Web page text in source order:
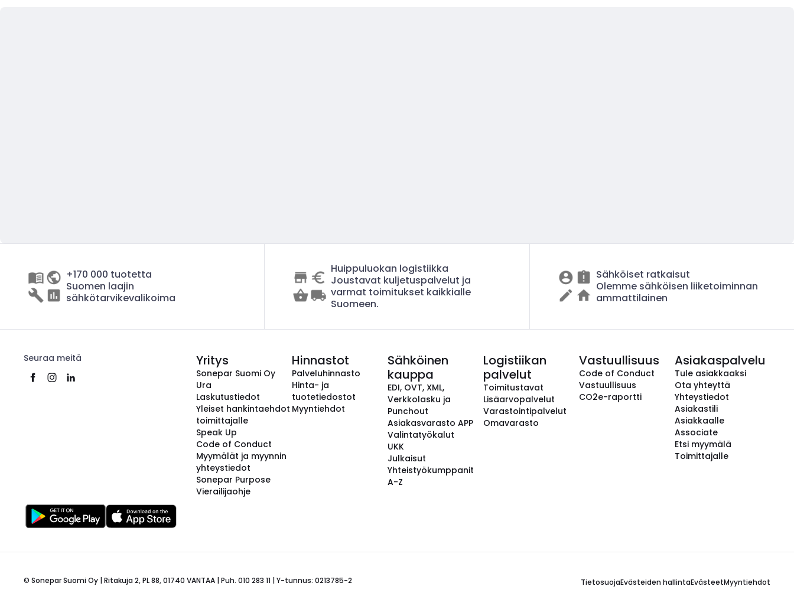
+170 000 tuotetta
Suomen laajin
sähkötarvikevalikoima
Huippuluokan logistiikka
Joustavat kuljetuspalvelut ja
varmat toimitukset kaikkialle
Suomeen.
Sähköiset ratkaisut
Olemme sähköisen liiketoiminnan
ammattilainen
Seuraa meitä Yritys
Sonepar Suomi Oy
Ura
Laskutustiedot
Yleiset hankintaehdot
toimittajalle
Speak Up
Code of Conduct
Myymälät ja myynnin
yhteystiedot
Sonepar Purpose
Vierailijaohje
Hinnastot
Palveluhinnasto
Hinta- ja
tuotetiedostot
Myyntiehdot
Sähköinen
kauppa
EDI, OVT, XML,
Verkkolasku ja
Punchout
Asiakasvarasto APP
Valintatyökalut
UKK
Julkaisut
Yhteistyökumppanit
A-Z
Logistiikan
palvelut
Toimitustavat
Lisäarvopalvelut
Varastointipalvelut
Omavarasto
Vastuullisuus
Code of Conduct
Vastuullisuus
CO2e-raportti
Asiakaspalvelu
Tule asiakkaaksi
Ota yhteyttä
Yhteystiedot
Asiakastili
Asiakkaalle
Associate
Etsi myymälä
Toimittajalle
© Sonepar Suomi Oy | Ritakuja 2, PL 88, 01740 VANTAA | Puh. 010 283 11 | Y-tunnus: 0213785-2 TietosuojaEvästeiden hallintaEvästeetMyyntiehdot